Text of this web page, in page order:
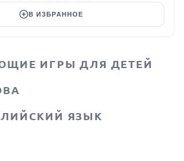
В ИЗБРАННОЕ
ИГРЫ ДЛЯ ДЕТЕЙ
ЯЗЫК